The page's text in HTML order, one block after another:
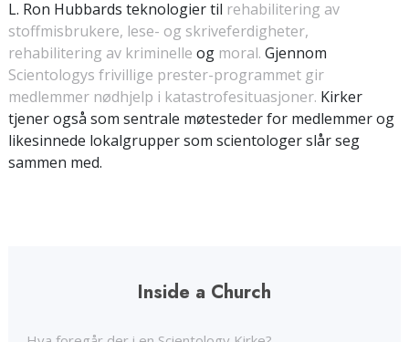
L. Ron Hubbards teknologier til rehabilitering av
stoffmisbrukere, lese- og skriveferdigheter,
rehabilitering av kriminelle og moral. Gjennom
Scientologys frivillige prester-programmet gir
medlemmer nødhjelp i katastrofesituasjoner. Kirker
tjener også som sentrale møtesteder for medlemmer og
likesinnede lokalgrupper som scientologer slår seg
sammen med.
Inside a Church